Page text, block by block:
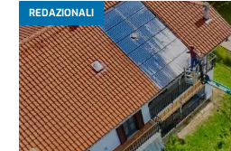
REDAZIONALI